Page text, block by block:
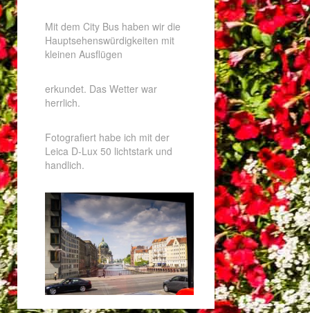
Mit dem City Bus haben wir die
Hauptsehenswürdigkeiten mit
kleinen Ausflügen
erkundet. Das Wetter war
herrlich.
Fotografiert habe ich mit der
Leica D-Lux 50 lichtstark und
handlich.